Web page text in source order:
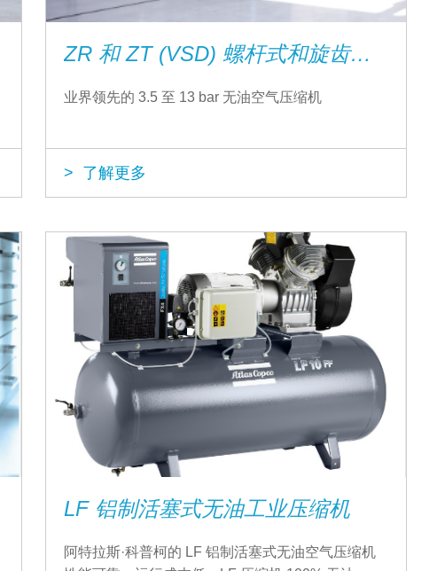
ZR 和 ZT (VSD) 螺杆式和旋齿式无油空气压缩机
业界领先的 3.5 至 13 bar 无油空气压缩机
> 了解更多
LF 铝制活塞式无油工业压缩机
阿特拉斯·科普柯的 LF 铝制活塞式无油空气压缩机